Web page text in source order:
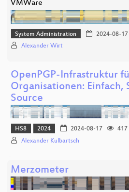
VMWare
System Administration 2024-08-17
Alexander Wirt
OpenPGP-Infrastruktur
Organisationen: Einfach,
Source
HS8 2024 2024-08-17
417
Alexander Kulbartsch
Merzometer